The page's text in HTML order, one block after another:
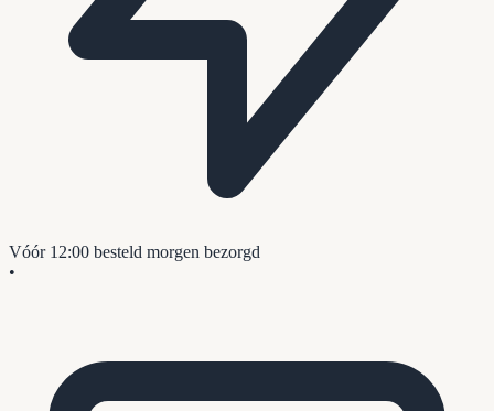
Vóór 12:00 besteld morgen bezorgd
•